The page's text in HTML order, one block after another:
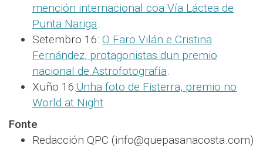
mención internacional coa Vía Láctea de
Punta Nariga.
Setembro 16: O Faro Vilán e Cristina
Fernández, protagonistas dun premio
nacional de Astrofotografía.
Xuño 16:Unha foto de Fisterra, premio no
World at Night.
Fonte
Redacción QPC (info@quepasanacosta.com)